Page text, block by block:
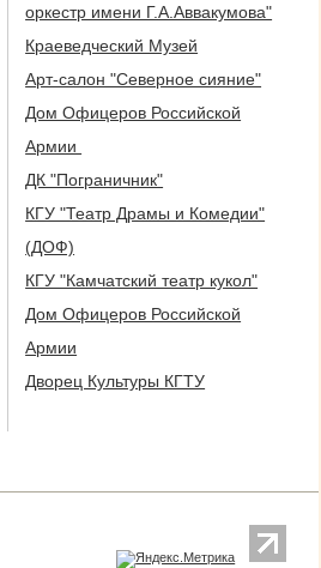
оркестр имени Г.А.Аввакумова"
Краеведческий Музей
Арт-салон "Северное сияние"
Дом Офицеров Российской
Армии
ДК "Пограничник"
КГУ "Театр Драмы и Комедии"
(ДОФ)
КГУ "Камчатский театр кукол"
Дом Офицеров Российской
Армии
Дворец Культуры КГТУ